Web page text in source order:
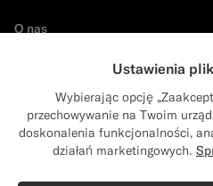
O nas
Lider
Wysyłka do:
Ustawienia
Wybierając opcję
przechowywanie na Twoim
doskonalenia funkcjonalności,
działań marketingowych.